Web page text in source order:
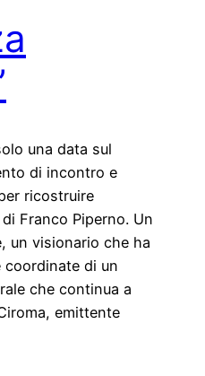
una data sul
di incontro e
ricostruire
Franco Piperno. Un
un visionario che ha
di un
che continua a
emittente